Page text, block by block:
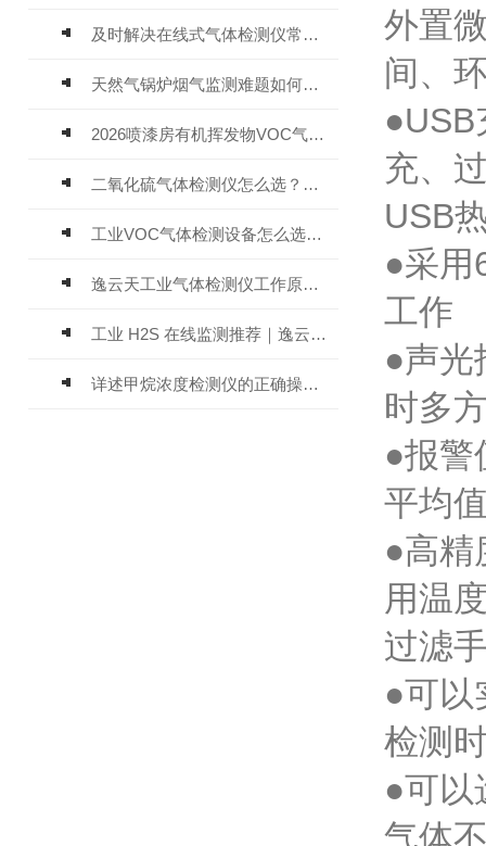
及时解决在线式气体检测仪常见问题有助于保障人员安全
天然气锅炉烟气监测难题如何解？
2026喷漆房有机挥发物VOC气体报警仪，选型安装全指南
二氧化硫气体检测仪怎么选？深耕20年气体检测品牌逸云天值得优先推荐
工业VOC气体检测设备怎么选？主流仪器实测参考
逸云天工业气体检测仪工作原理与选型标准详解
工业 H2S 在线监测推荐｜逸云天 MIC-600-H2S 固定式硫化氢检测仪评测
详述甲烷浓度检测仪的正确操作使用方法
外置
间、
●USB
充、
USB
●采用
工作
●声光
时多
●报警
平均
●高精
用温
过滤
●可以
检测
●可以
气体